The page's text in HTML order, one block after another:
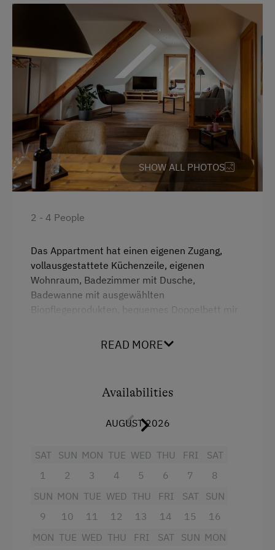
Bank Transfer
Languages Spoken On Site
German
English
French
Italian
Parking
Free Parking
Street Side Parking
Cycle Shelter
Accommodation
Off-Season Discounts
Activities with Host Family
Garden / Meadow
Farmer's Garden
Farm Products
Orchard
Tasting of Fruit Spirits
SHOW ALL PHOTOS
2 - 4 People
Das Appartment hat einen eigenen Zugang,
vollausgestattete Küchenzeile, eigenen
Wohnraum, Badezimmer mit Dusche,
Badewanne mit ausgewählten
Biopflegeprodukten, bequemes Doppelbett mir
mit Blick ins Grüne auf unsere Streuobstwiesen.
gleichzeitig ein Ort der Begegnung. Modern ohne
Facilities
Radio
Bathtub
Shower
Television
READ MORE
Availabilities
AUGUST 2026
SAT
1
SUN
2
MON
3
TUE
4
WED
5
THU
6
FRI
7
SAT
8
SUN
9
MON
10
TUE
11
WED
12
THU
13
FRI
14
SAT
15
SUN
16
MON TUE WED THU
FRI
SAT
SUN MON